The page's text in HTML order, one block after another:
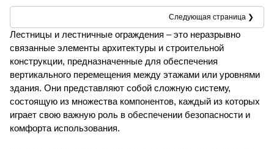
Следующая страница ❯
Лестницы и лестничные ограждения – это неразрывно
связанные элементы архитектуры и строительной
конструкции, предназначенные для обеспечения
вертикального перемещения между этажами или уровнями
здания. Они представляют собой сложную систему,
состоящую из множества компонентов, каждый из которых
играет свою важную роль в обеспечении безопасности и
комфорта использования.